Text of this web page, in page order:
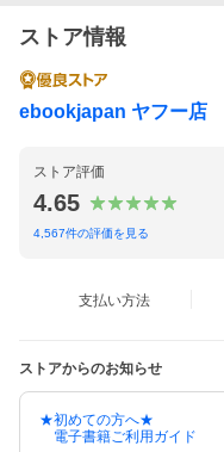
ストア情報
ebookjapan ヤフー店
ストア評価
4.65
4,567件の評価を見る
支払い方法
ストアからのお知らせ
★初めての方へ★
電子書籍ご利用ガイド